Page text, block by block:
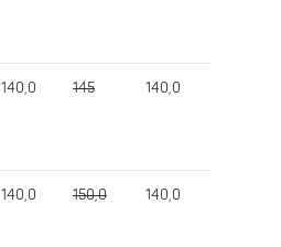
140,0 145 140,0
140,0 150,0 140,0